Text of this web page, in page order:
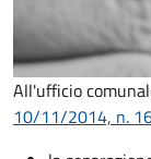
All'ufficio
10/11/2014, n.